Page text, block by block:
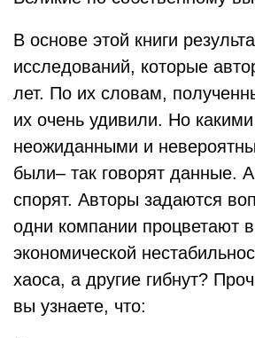
В основе этой книги
исследований, которые
лет. По их словам,
их очень удивили. Но
неожиданными и
были– так говорят данные.
спорят. Авторы задаются
одни компании процветают
экономической
хаоса, а другие гибнут?
вы узнаете, что: